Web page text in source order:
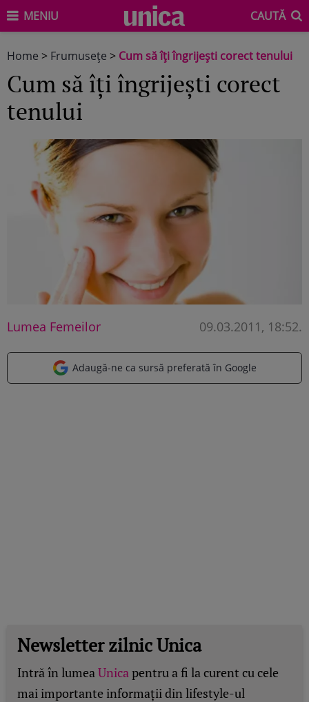
MENIU CAUTĂ
Home > Frumuseţe > Cum să îţi îngrijeşti corect tenului
Cum să îţi îngrijeşti corect
tenului
Lumea Femeilor 09.03.2011, 18:52.
Adaugă-ne ca sursă preferată în Google
Newsletter zilnic Unica
Intră în lumeaUnicapentru a fi la curent cu cele
mai importante informații din lifestyle-ul